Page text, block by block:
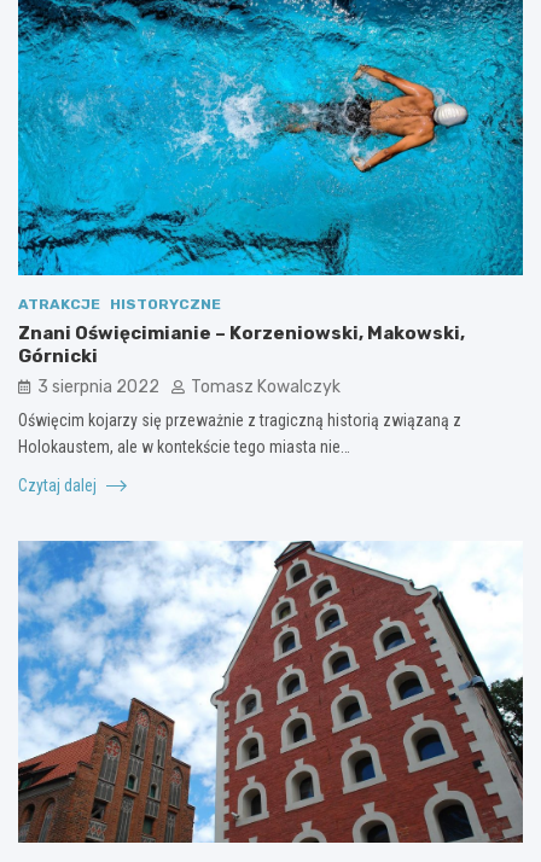
ATRAKCJE HISTORYCZNE
Znani Oświęcimianie – Korzeniowski, Makowski,
Górnicki
3 sierpnia 2022 Tomasz Kowalczyk
Oświęcim kojarzy się przeważnie z tragiczną historią związaną z
Holokaustem, ale w kontekście tego miasta nie…
Czytaj dalej